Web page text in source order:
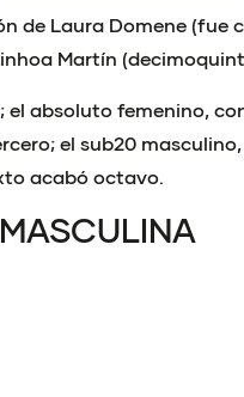
de Laura Domene (fue
Martín
absoluto femenino,
el sub20
acabó octavo.